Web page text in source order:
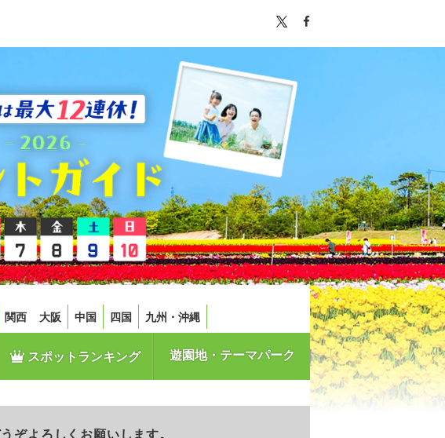
関西 大阪 中国 四国 九州・沖縄
スポットランキング 遊園地・テーマパーク
ぞよろしくお願いします。